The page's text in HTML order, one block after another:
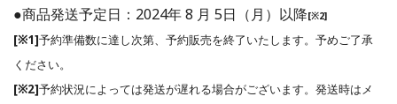
●商品発送予定⽇：2024年 8 ⽉ 5⽇（⽉）以降[※2]
[※1]予約準備数に達し次第、予約販売を終了いたします。予めご了承
ください。
[※2]予約状況によっては発送が遅れる場合がございます。発送時はメ